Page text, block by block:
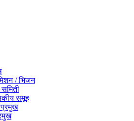
/ भिजन
समूह
प्रमुख